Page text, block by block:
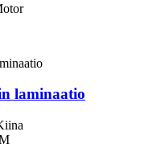
laminaatio